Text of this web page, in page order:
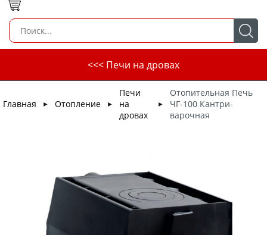
<<< Печи на дровах
Главная ► Отопление ►
Печи
на
дровах
►
Отопительная Печь
ЧГ-100 Кантри-
варочная